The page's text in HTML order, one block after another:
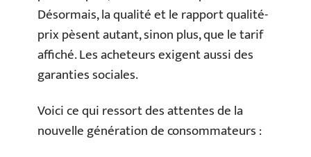
Désormais, la qualité et le rapport qualité-
prix pèsent autant, sinon plus, que le tarif
affiché. Les acheteurs exigent aussi des
garanties sociales.
Voici ce qui ressort des attentes de la
nouvelle génération de consommateurs :